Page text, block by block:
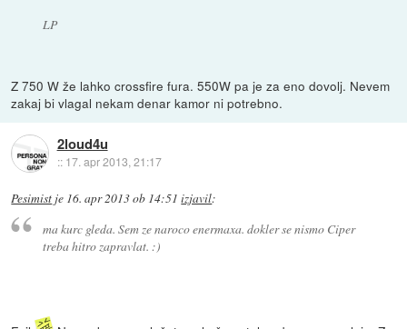
LP
Z 750 W že lahko crossfire fura. 550W pa je za eno dovolj. Nevem
zakaj bi vlagal nekam denar kamor ni potrebno.
2loud4u
:: 17. apr 2013, 21:17
Pesimist je 16. apr 2013 ob 14:51 izjavil:
ma kurc gleda. Sem ze naroco enermaxa. dokler se nismo Ciper
treba hitro zapravlat. :)